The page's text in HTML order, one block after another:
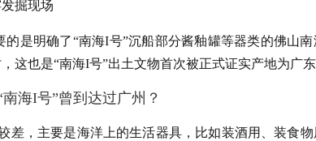
掘现场
是明确了“南海I号”沉船部分酱釉罐等器类的佛山南
也是“南海I号”出土文物首次被正式证实产地为广东
海I号”曾到达过广州？
，主要是海洋上的生活器具，比如装酒用、装食物